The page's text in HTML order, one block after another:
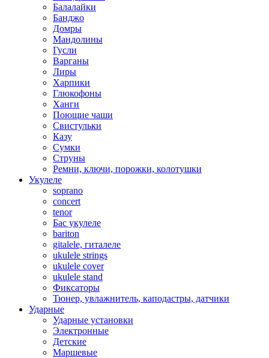
Балалайки
Банджо
Домры
Мандолины
Гусли
Варганы
Лиры
Харпики
Глюкофоны
Ханги
Поющие чаши
Свистульки
Казу
Сумки
Струны
Ремни, ключи, порожки, колотушки
Укулеле
soprano
concert
tenor
Бас укулеле
bariton
gitalele, гиталеле
ukulele strings
ukulele cover
ukulele stand
Фиксаторы
Тюнер, увлажнитель, каподастры, датчики
Ударные
Ударные установки
Электронные
Детские
Маршевые